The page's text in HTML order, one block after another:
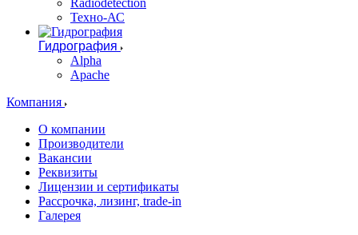
Radiodetection
Техно-АС
Гидрография
Alpha
Apache
Компания
О компании
Производители
Вакансии
Реквизиты
Лицензии и сертификаты
Рассрочка, лизинг, trade-in
Галерея